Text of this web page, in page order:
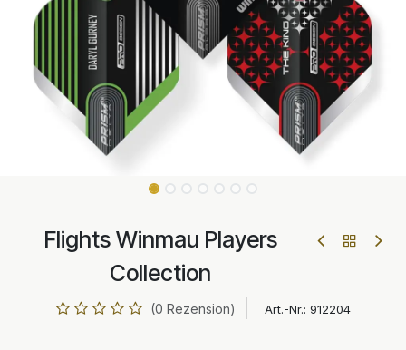
Flights Winmau Players
Collection
(0 Rezension) Art.-Nr.: 912204